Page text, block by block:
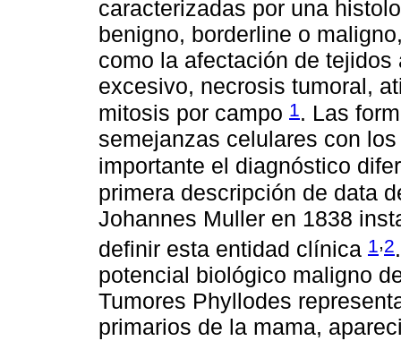
caracterizadas por una
benigno, borderline o
como la afectación de
excesivo, necrosis tumoral,
mitosis por campo 1. Las
semejanzas celulares con
importante el diagnóstico
primera descripción de data
Johannes Muller en 1838
definir esta entidad clínica 1,2
potencial biológico maligno
Tumores Phyllodes
primarios de la mama,